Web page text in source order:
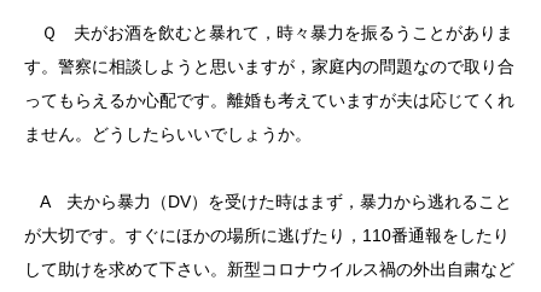
Ｑ 夫がお酒を飲むと暴れて，時々暴力を振るうことがありま
す。警察に相談しようと思いますが，家庭内の問題なので取り合
ってもらえるか心配です。離婚も考えていますが夫は応じてくれ
ません。どうしたらいいでしょうか。
A 夫から暴力（DV）を受けた時はまず，暴力から逃れること
が大切です。すぐにほかの場所に逃げたり，110番通報をしたり
して助けを求めて下さい。新型コロナウイルス禍の外出自粛など